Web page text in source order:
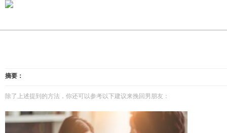
摘要：
除了上述提到的方法，你还可以参考以下建议来挽回男朋友：